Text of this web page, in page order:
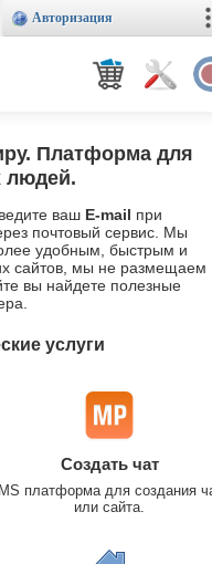
Авторизация
Платформа для
людей.
ваш E-mail при
почтовый сервис. Мы
удобным, быстрым и
сайтов, мы не размещаем
вы найдете полезные
услуги
Создать чат
платформа для создания
или сайта.